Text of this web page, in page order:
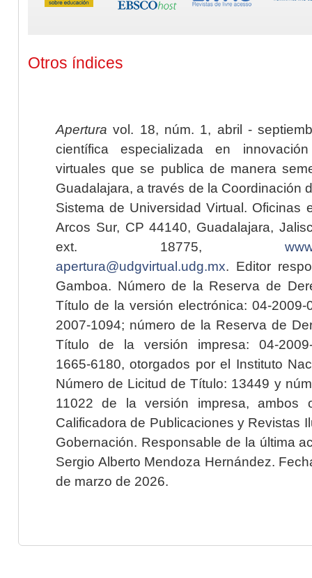
Otros índices
Apertura vol. 18, núm. 1, abril -
científica especializada en
virtuales que se publica de manera
Guadalajara, a través de la Coordinación
Sistema de Universidad Virtual. Oficinas
Arcos Sur, CP 44140, Guadalajara,
ext. 18775,
apertura@udgvirtual.udg.mx. Editor
Gamboa. Número de la Reserva de
Título de la versión electrónica: 04-2009-
2007-1094; número de la Reserva de
Título de la versión impresa: 04-2009-
1665-6180, otorgados por el Instituto
Número de Licitud de Título: 13449 y
11022 de la versión impresa, ambos
Calificadora de Publicaciones y Revistas
Gobernación. Responsable de la última
Sergio Alberto Mendoza Hernández.
de marzo de 2026.